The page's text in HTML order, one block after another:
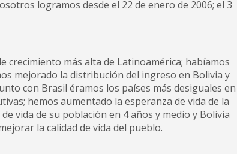
logramos desde el 22 de enero de 2006; el 3
crecimiento más alta de Latinoamérica; habíamos
mejorado la distribución del ingreso en Bolivia y
con Brasil éramos los países más desiguales en
hemos aumentado la esperanza de vida de la
vida de su población en 4 años y medio y Bolivia
la calidad de vida del pueblo.